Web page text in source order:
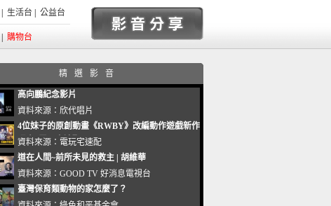
生活台 公益台
購物台
精選影音
高向鵬紀念影片
資料來源： 欣代唱片
4位妹子的原創動畫《RWBY》改編動作遊戲新作
曝光_電玩宅速配20221102
資料來源： 電玩宅速配
道在人間~前所未見的救主 | 胡維華
資料來源： GOOD TV 好消息電視台
臺灣保育類動物的家怎麼了？